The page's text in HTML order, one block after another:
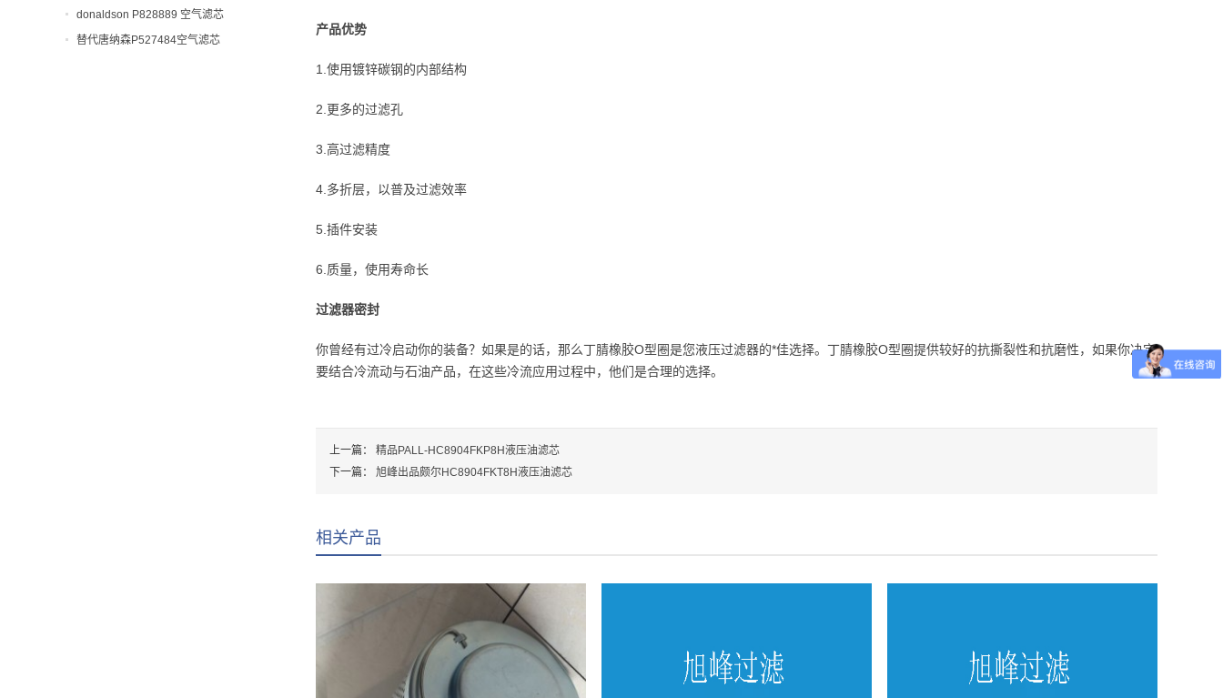
产品优势
1.使用镀锌碳钢的内部结构
2.更多的过滤孔
3.高过滤精度
4.多折层，以普及过滤效率
5.插件安装
6.质量，使用寿命长
过滤器密封
你曾经有过冷启动你的装备？如果是的话，那么丁腈橡胶O型圈是您液压过滤器的*佳选择。丁腈橡胶O型圈提供较好的抗撕裂性和抗磨性，如果你决定
要结合冷流动与石油产品，在这些冷流应用过程中，他们是合理的选择。
上一篇： 精品PALL-HC8904FKP8H液压油滤芯
下一篇： 旭峰出品颇尔HC8904FKT8H液压油滤芯
相关产品
donaldson P828889 空气滤芯
替代唐纳森P527484空气滤芯